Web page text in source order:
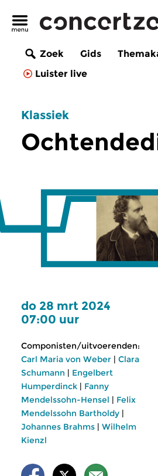
Zoek Gids
Luister live
Klassiek
do 28 mrt 2024
07:00 uur
Componisten/uitvoerenden:
Carl Maria von Weber | Clara
Schumann | Engelbert
Humperdinck | Fanny
Mendelssohn-Hensel | Felix
Mendelssohn Bartholdy |
Johannes Brahms | Wilhelm
Kienzl